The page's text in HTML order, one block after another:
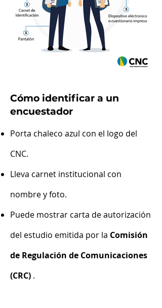
Cómo identificar a un
encuestador
Porta chaleco azul con el logo del
CNC.
Lleva carnet institucional con
nombre y foto.
Puede mostrar carta de autorización
del estudio emitida por la Comisión
de Regulación de Comunicaciones
(CRC) .